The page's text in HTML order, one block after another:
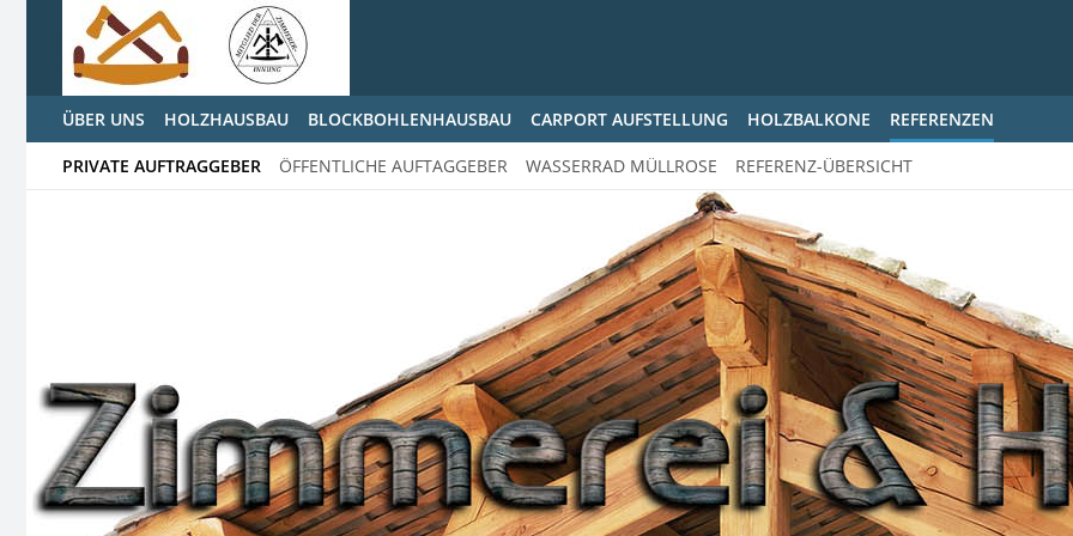
ÜBER UNS HOLZHAUSBAU BLOCKBOHLENHAUSBAU CARPORT AUFSTELLUNG HOLZBALKONE REFERENZEN
PRIVATE AUFTRAGGEBER ÖFFENTLICHE AUFTAGGEBER WASSERRAD MÜLLROSE REFERENZ-ÜBERSICHT